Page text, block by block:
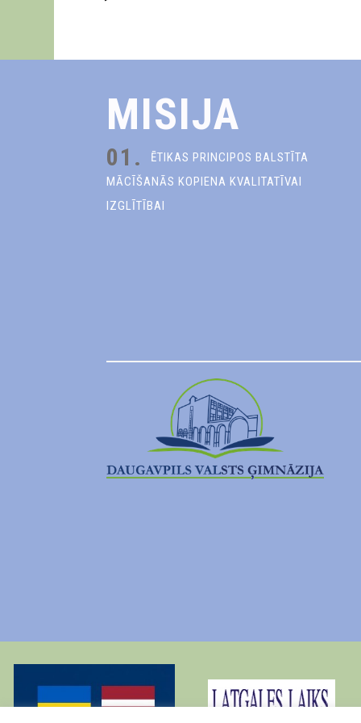
MISIJA
01.
ĒTIKAS PRINCIPOS BALSTĪTA
MĀCĪŠANĀS KOPIENA KVALITATĪVAI
IZGLĪTĪBAI